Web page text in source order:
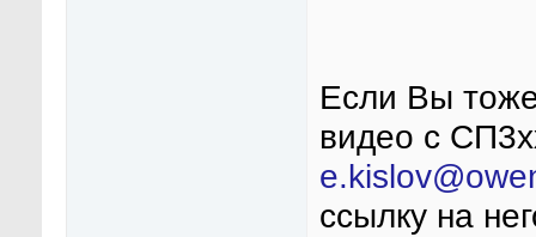
Если Вы
видео с
ссылку на